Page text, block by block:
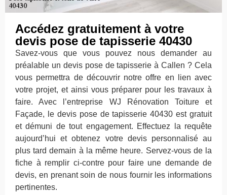
Accédez gratuitement à votre
devis pose de tapisserie 40430
Savez-vous que vous pouvez nous demander au
préalable un devis pose de tapisserie à Callen ? Cela
vous permettra de découvrir notre offre en lien avec
votre projet, et ainsi vous préparer pour les travaux à
faire. Avec l’entreprise WJ Rénovation Toiture et
Façade, le devis pose de tapisserie 40430 est gratuit
et démuni de tout engagement. Effectuez la requête
aujourd’hui et obtenez votre devis personnalisé au
plus tard demain à la même heure. Servez-vous de la
fiche à remplir ci-contre pour faire une demande de
devis, en prenant soin de nous fournir les informations
pertinentes.